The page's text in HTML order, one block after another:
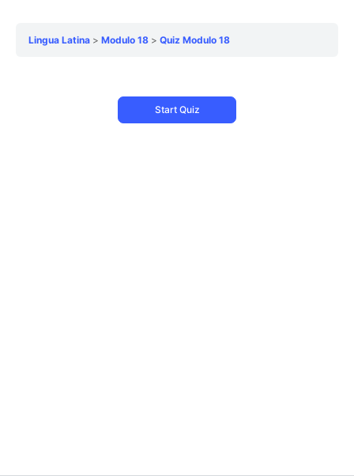
Lingua Latina Modulo 18 Quiz Modulo 18